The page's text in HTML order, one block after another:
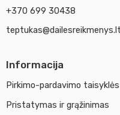
+370 699 30438
teptukas@dailesreikmenys.lt
Informacija
Pirkimo-pardavimo taisyklės
Pristatymas ir grąžinimas